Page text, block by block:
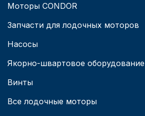
Моторы CONDOR
Запчасти для лодочных моторов
Насосы
Якорно-швартовое оборудование
Винты
Все лодочные моторы